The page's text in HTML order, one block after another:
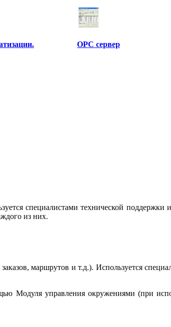
OPC сервер
специалистами технической поддержки
из них.
маршрутов и т.д.). Используется
Модуля управления окружениями (при